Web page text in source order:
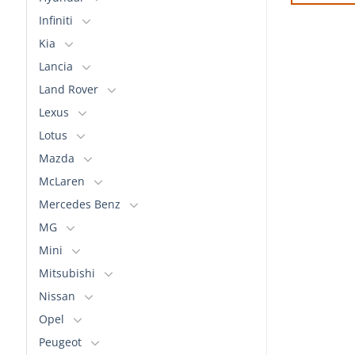
Infiniti
Kia
Lancia
Land Rover
Lexus
Lotus
Mazda
McLaren
Mercedes Benz
MG
Mini
Mitsubishi
Nissan
Opel
Peugeot